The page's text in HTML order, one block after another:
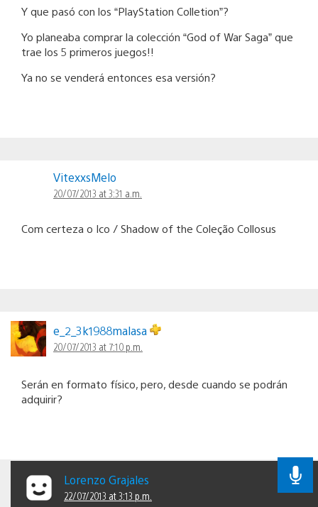
Y que pasó con los “PlayStation Colletion”?
Yo planeaba comprar la colección “God of War Saga” que
trae los 5 primeros juegos!!
Ya no se venderá entonces esa versión?
VitexxsMelo
20/07/2013 at 3:31 a.m.
Com certeza o Ico / Shadow of the Coleção Collosus
e_2_3k1988malasa
20/07/2013 at 7:10 p.m.
Serán en formato físico, pero, desde cuando se podrán
adquirir?
Lorenzo Grajales
22/07/2013 at 3:13 p.m.